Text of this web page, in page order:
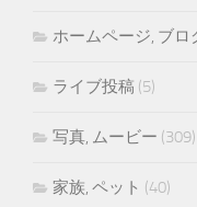
ホームページ, ブロ
ライブ投稿 (5)
写真, ムービー (309)
家族, ペット (40)